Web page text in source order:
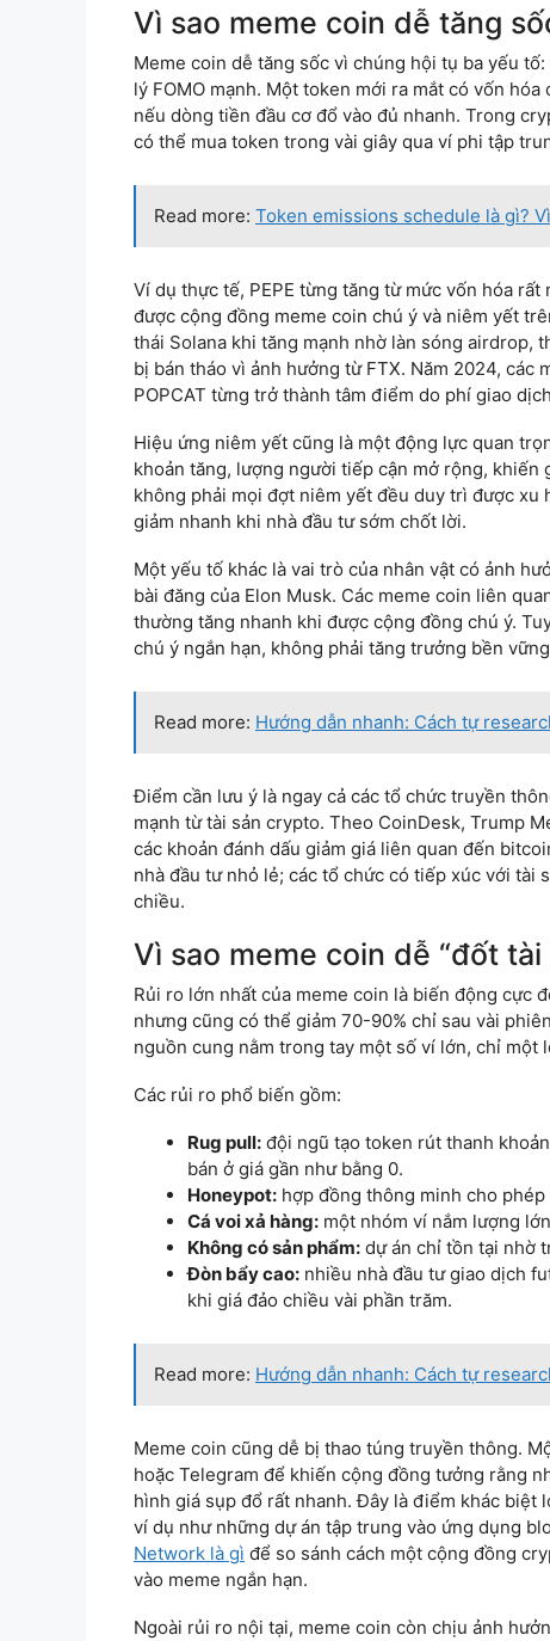
Vì sao meme coin dễ tăng
Meme coin dễ tăng sốc vì chúng hội tụ ba yếu
lý FOMO mạnh. Một token mới ra mắt có vốn
nếu dòng tiền đầu cơ đổ vào đủ nhanh. Trong
có thể mua token trong vài giây qua ví phi tập
Read more: Token emissions schedule là gì?
Ví dụ thực tế, PEPE từng tăng từ mức vốn hóa
được cộng đồng meme coin chú ý và niêm yết
thái Solana khi tăng mạnh nhờ làn sóng airdrop,
bị bán tháo vì ảnh hưởng từ FTX. Năm 2024, các
POPCAT từng trở thành tâm điểm do phí giao
Hiệu ứng niêm yết cũng là một động lực quan
khoản tăng, lượng người tiếp cận mở rộng,
không phải mọi đợt niêm yết đều duy trì được
giảm nhanh khi nhà đầu tư sớm chốt lời.
Một yếu tố khác là vai trò của nhân vật có ảnh
bài đăng của Elon Musk. Các meme coin liên
thường tăng nhanh khi được cộng đồng chú ý.
chú ý ngắn hạn, không phải tăng trưởng bền
Read more: Hướng dẫn nhanh: Cách tự
Điểm cần lưu ý là ngay cả các tổ chức truyền
mạnh từ tài sản crypto. Theo CoinDesk, Trump
các khoản đánh dấu giảm giá liên quan đến
nhà đầu tư nhỏ lẻ; các tổ chức có tiếp xúc với
chiều.
Vì sao meme coin dễ “đốt
Rủi ro lớn nhất của meme coin là biến động cực
nhưng cũng có thể giảm 70-90% chỉ sau vài
nguồn cung nằm trong tay một số ví lớn, chỉ một
Các rủi ro phổ biến gồm:
Rug pull: đội ngũ tạo token rút thanh
bán ở giá gần như bằng 0.
Honeypot: hợp đồng thông minh cho
Cá voi xả hàng: một nhóm ví nắm lượng
Không có sản phẩm: dự án chỉ tồn tại nhờ
Đòn bẩy cao: nhiều nhà đầu tư giao dịch
khi giá đảo chiều vài phần trăm.
Read more: Hướng dẫn nhanh: Cách tự
Meme coin cũng dễ bị thao túng truyền thông.
hoặc Telegram để khiến cộng đồng tưởng rằng
hình giá sụp đổ rất nhanh. Đây là điểm khác biệt
ví dụ như những dự án tập trung vào ứng dụng
Network là gì để so sánh cách một cộng đồng
vào meme ngắn hạn.
Ngoài rủi ro nội tại, meme coin còn chịu ảnh